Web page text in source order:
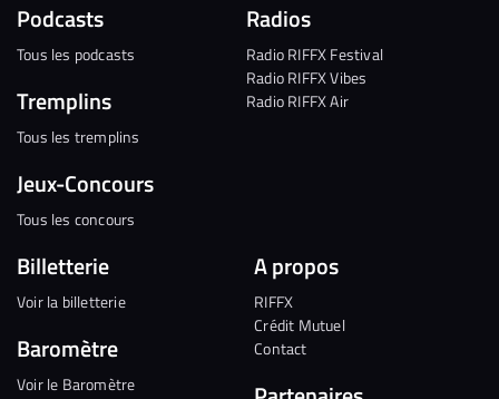
Podcasts
Tous les podcasts
Tremplins
Tous les tremplins
Jeux-Concours
Tous les concours
Radios
Radio RIFFX Festival
Radio RIFFX Vibes
Radio RIFFX Air
Billetterie
Voir la billetterie
Baromètre
Voir le Baromètre
A propos
RIFFX
Crédit Mutuel
Contact